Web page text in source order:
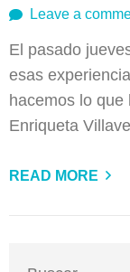
Leave a
El pasado
esas
hacemos lo que
Enriqueta
READ MORE